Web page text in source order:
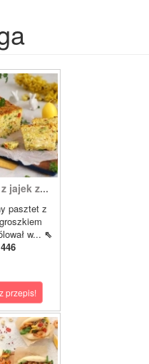
jajek z...
pasztet z
w... ⇖
przepis!